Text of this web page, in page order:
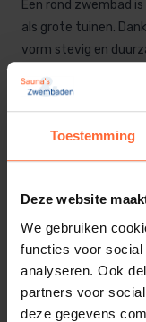
Toestemming
Deze website
We gebruiken
functies voor
analyseren. Ook
partners voor
deze gegevens
Een rond zwembad
als grote tuinen.
vorm stevig en
en biedt het een
vind je een ruime
van eenvoudige
Kom je een kijkje
Neem contact
Welk rond